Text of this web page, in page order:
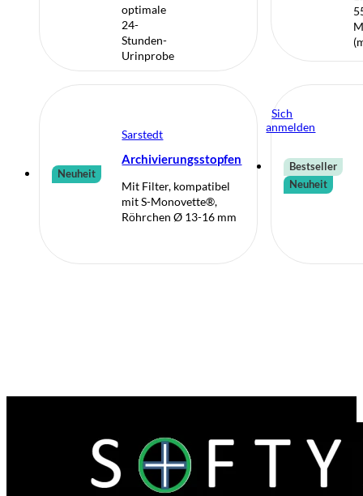
optimale
24-
Stunden-
Urinprobe
Neuheit
Sarstedt
Archivierungsstopfen
Mit Filter, kompatibel
mit S-Monovette®,
Röhrchen Ø 13-16 mm
Sich
anmelden
Bestseller
Neuheit